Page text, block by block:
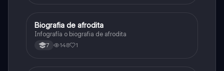
Artes
Biografia de afrodita
Infografía o biografia de afrodita
7 148 1